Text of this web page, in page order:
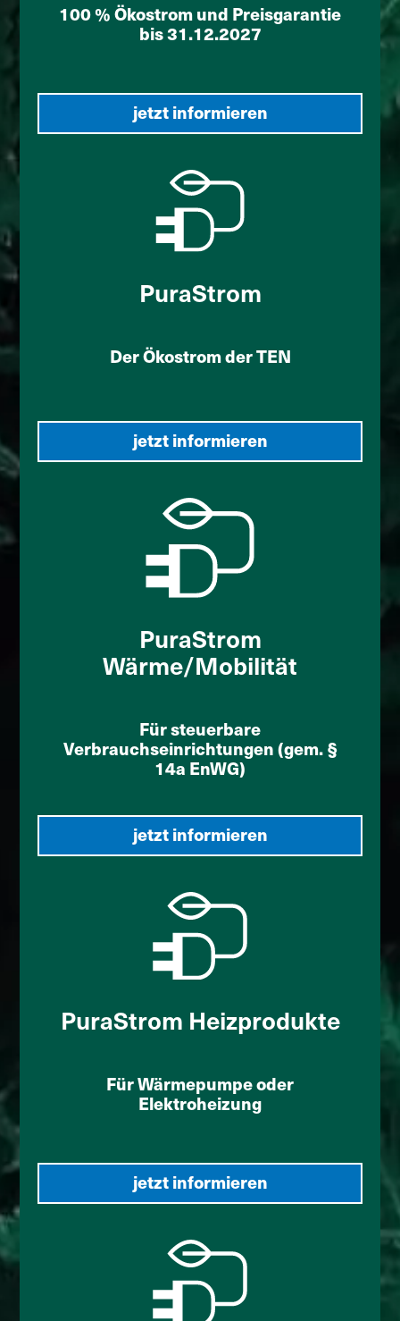
100 % Ökostrom und Preisgarantie
bis 31.12.2027
jetzt informieren
PuraStrom
Der Ökostrom der TEN
jetzt informieren
PuraStrom
Wärme/Mobilität
Für steuerbare
Verbrauchseinrichtungen (gem. §
14a EnWG)
jetzt informieren
PuraStrom Heizprodukte
Für Wärmepumpe oder
Elektroheizung
jetzt informieren